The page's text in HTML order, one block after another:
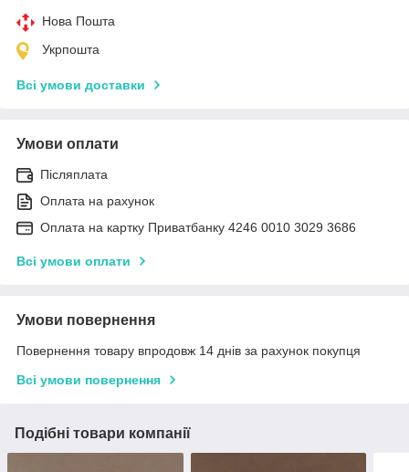
Нова Пошта
Укрпошта
Всі умови доставки
Умови оплати
Післяплата
Оплата на рахунок
Оплата на картку Приватбанку 4246 0010 3029 3686
Всі умови оплати
Умови повернення
Повернення товару впродовж 14 днів за рахунок покупця
Всі умови повернення
Подібні товари компанії